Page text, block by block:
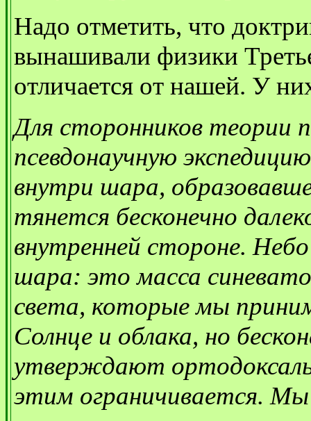
Надо отметить, что
вынашивали физики
отличается от нашей. У
Для сторонников теории
псевдонаучную
внутри шара,
тянется бесконечно
внутренней стороне.
шара: это масса
света, которые мы
Солнце и облака, но
утверждают
этим ограничивается.